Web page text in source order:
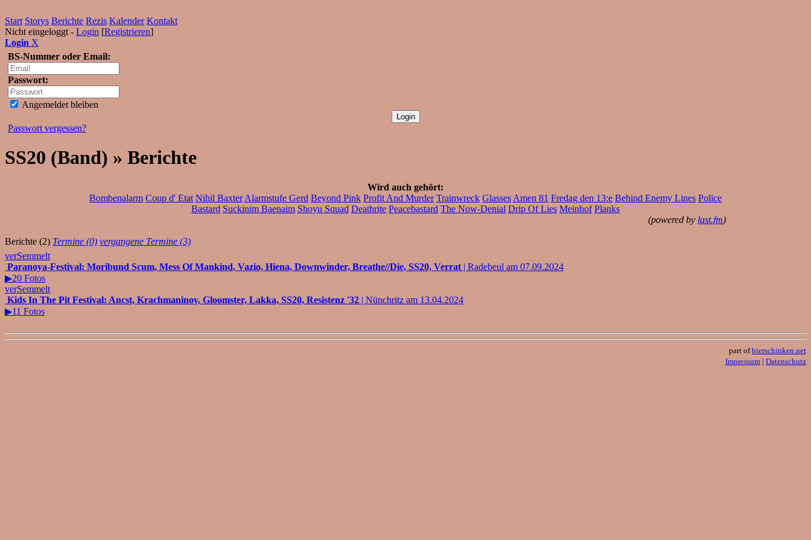
Start Storys Berichte Rezis Kalender Kontakt
Nicht eingeloggt - Login [Registrieren]
Login X
BS-Nummer oder Email:
Passwort:
Angemeldet bleiben
Passwort vergessen?
SS20 (Band) » Berichte
Wird auch gehört:
Bombenalarm Coup d' Etat Nihil Baxter Alarmstufe Gerd Beyond Pink Profit And Murder Trainwreck Glasses Amen 81 Fredag den 13:e Behind Enemy Lines Police
Bastard Suckinim Baenaim Shoyu Squad Deathrite Peacebastard The Now-Denial Drip Of Lies Meinhof Planks
(powered by last.fm)
Berichte (2) Termine (0) vergangene Termine (3)
verSemmelt
Paranoya-Festival: Moribund Scum, Mess Of Mankind, Vazio, Hiena, Downwinder, Breathe//Die, SS20, Verrat | Radebeul am 07.09.2024
▶20 Fotos
verSemmelt
Kids In The Pit Festival: Ancst, Krachmaninov, Gloomster, Lakka, SS20, Resistenz '32 | Nünchritz am 13.04.2024
▶11 Fotos
part ofbierschinken.net
Impressum | Datenschutz